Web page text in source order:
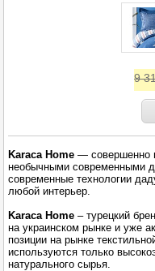
9
Karaca Home— совершенно
необычными современными
современные технологии
любой интерьер.
Karaca Home – турецкий
на украинском рынке и уже
позиции на рынке
используются только
натурального сырья.